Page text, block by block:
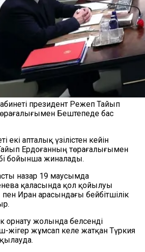
президент Режеп Тайып
Бештепеде бас
екі апталық үзілістен кейін
Ердоғанның төрағалығымен
бойынша жиналады.
назар 19 маусымда
қаласында қол қойылуы
Иран арасындағы бейбітшілік
орнату жолында белсенді
жігер жұмсап келе жатқан Түркия